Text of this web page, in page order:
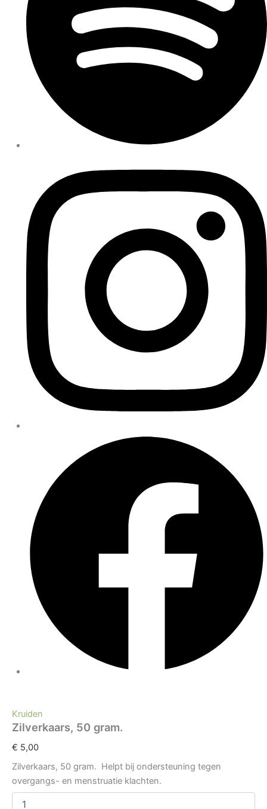
Kruiden
Zilverkaars, 50 gram.
€ 5,00
Zilverkaars, 50 gram. Helpt bij ondersteuning tegen
overgangs- en menstruatie klachten.